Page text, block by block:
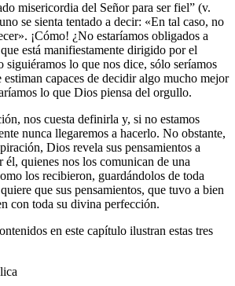
misericordia del Señor para ser fiel” (v.
se sienta tentado a decir: «En tal caso, no
¡Cómo! ¿No estaríamos obligados a
está manifiestamente dirigido por el
lo que nos dice, sólo seríamos
estiman capaces de decidir algo mucho mejor
lo que Dios piensa del orgullo.
nos cuesta definirla y, si no estamos
nunca llegaremos a hacerlo. No obstante,
Dios revela sus pensamientos a
él, quienes nos los comunican de una
los recibieron, guardándolos de toda
que sus pensamientos, que tuvo a bien
con toda su divina perfección.
en este capítulo ilustran estas tres